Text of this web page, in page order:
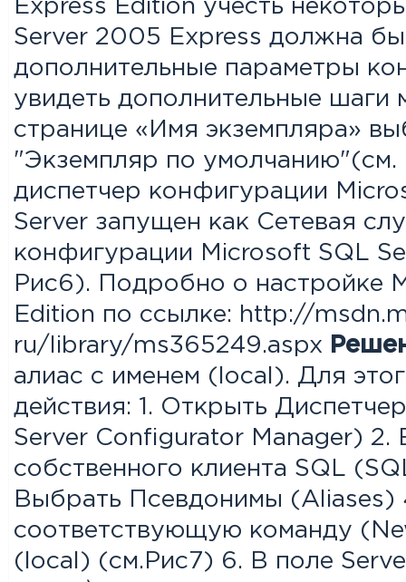
Express Edition учесть
Server 2005 Express должна
дополнительные параметры
увидеть дополнительные шаги
странице «Имя экземпляра»
"Экземпляр по умолчанию"(см.
диспетчер конфигурации
Server запущен как Сетевая
конфигурации Microsoft SQL
Рис6). Подробно о настройке
Edition по ссылке: http://
ru/library/ms365249.aspx
алиас с именем (local). Для
действия: 1. Открыть
Server Configurator Manager)
собственного клиента SQL
Выбрать Псевдонимы (Aliases)
соответствующую команду
(local) (см.Рис7) 6. В поле